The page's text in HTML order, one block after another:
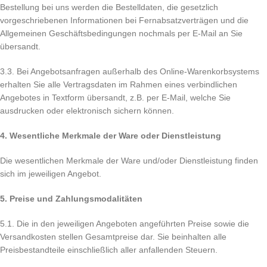
Bestellung bei uns werden die Bestelldaten, die gesetzlich
vorgeschriebenen Informationen bei Fernabsatzverträgen und die
Allgemeinen Geschäftsbedingungen nochmals per E-Mail an Sie
übersandt.
3.3. Bei Angebotsanfragen außerhalb des Online-Warenkorbsystems
erhalten Sie alle Vertragsdaten im Rahmen eines verbindlichen
Angebotes in Textform übersandt, z.B. per E-Mail, welche Sie
ausdrucken oder elektronisch sichern können.
4. Wesentliche Merkmale der Ware oder Dienstleistung
Die wesentlichen Merkmale der Ware und/oder Dienstleistung finden
sich im jeweiligen Angebot.
5. Preise und Zahlungsmodalitäten
5.1. Die in den jeweiligen Angeboten angeführten Preise sowie die
Versandkosten stellen Gesamtpreise dar. Sie beinhalten alle
Preisbestandteile einschließlich aller anfallenden Steuern.